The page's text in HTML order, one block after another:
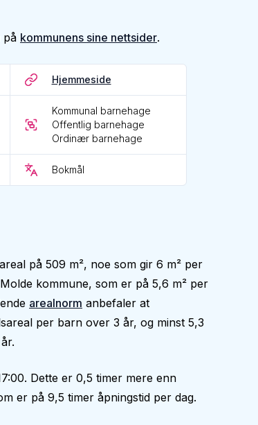
på kommunens sine nettsider.
Hjemmeside
Kommunal barnehage
Offentlig barnehage
Ordinær barnehage
Bokmål
på 509 m², noe som gir 6 m² per
kommune, som er på 5,6 m² per
arealnorm anbefaler at
per barn over 3 år, og minst 5,3
Dette er 0,5 timer mere enn
er på 9,5 timer åpningstid per dag.